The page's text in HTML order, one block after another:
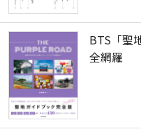
BTS「聖
全網羅